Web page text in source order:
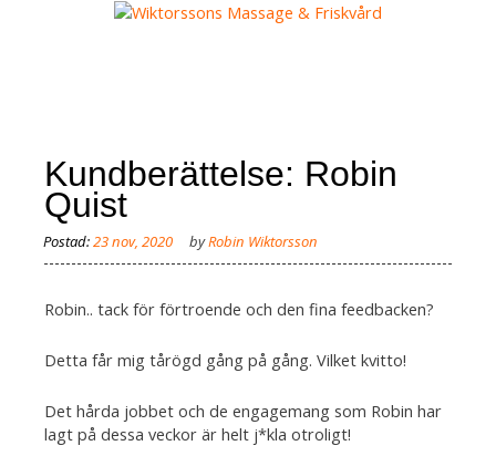
Kundberättelse: Robin
Quist
byRobin Wiktorsson
Robin.. tack för förtroende och den fina feedbacken?
Detta får mig tårögd gång på gång. Vilket kvitto!
Det hårda jobbet och de engagemang som Robin har
lagt på dessa veckor är helt j*kla otroligt!